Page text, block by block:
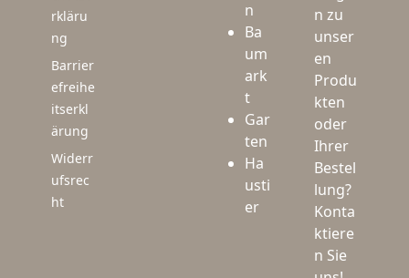
rkläru
ng
Barrier
efreihe
itserkl
ärung
Widerr
ufsrec
ht
n
Ba
um
ark
t
Gar
ten
Ha
usti
er
n zu
unser
en
Produ
kten
oder
Ihrer
Bestel
lung?
Konta
ktiere
n Sie